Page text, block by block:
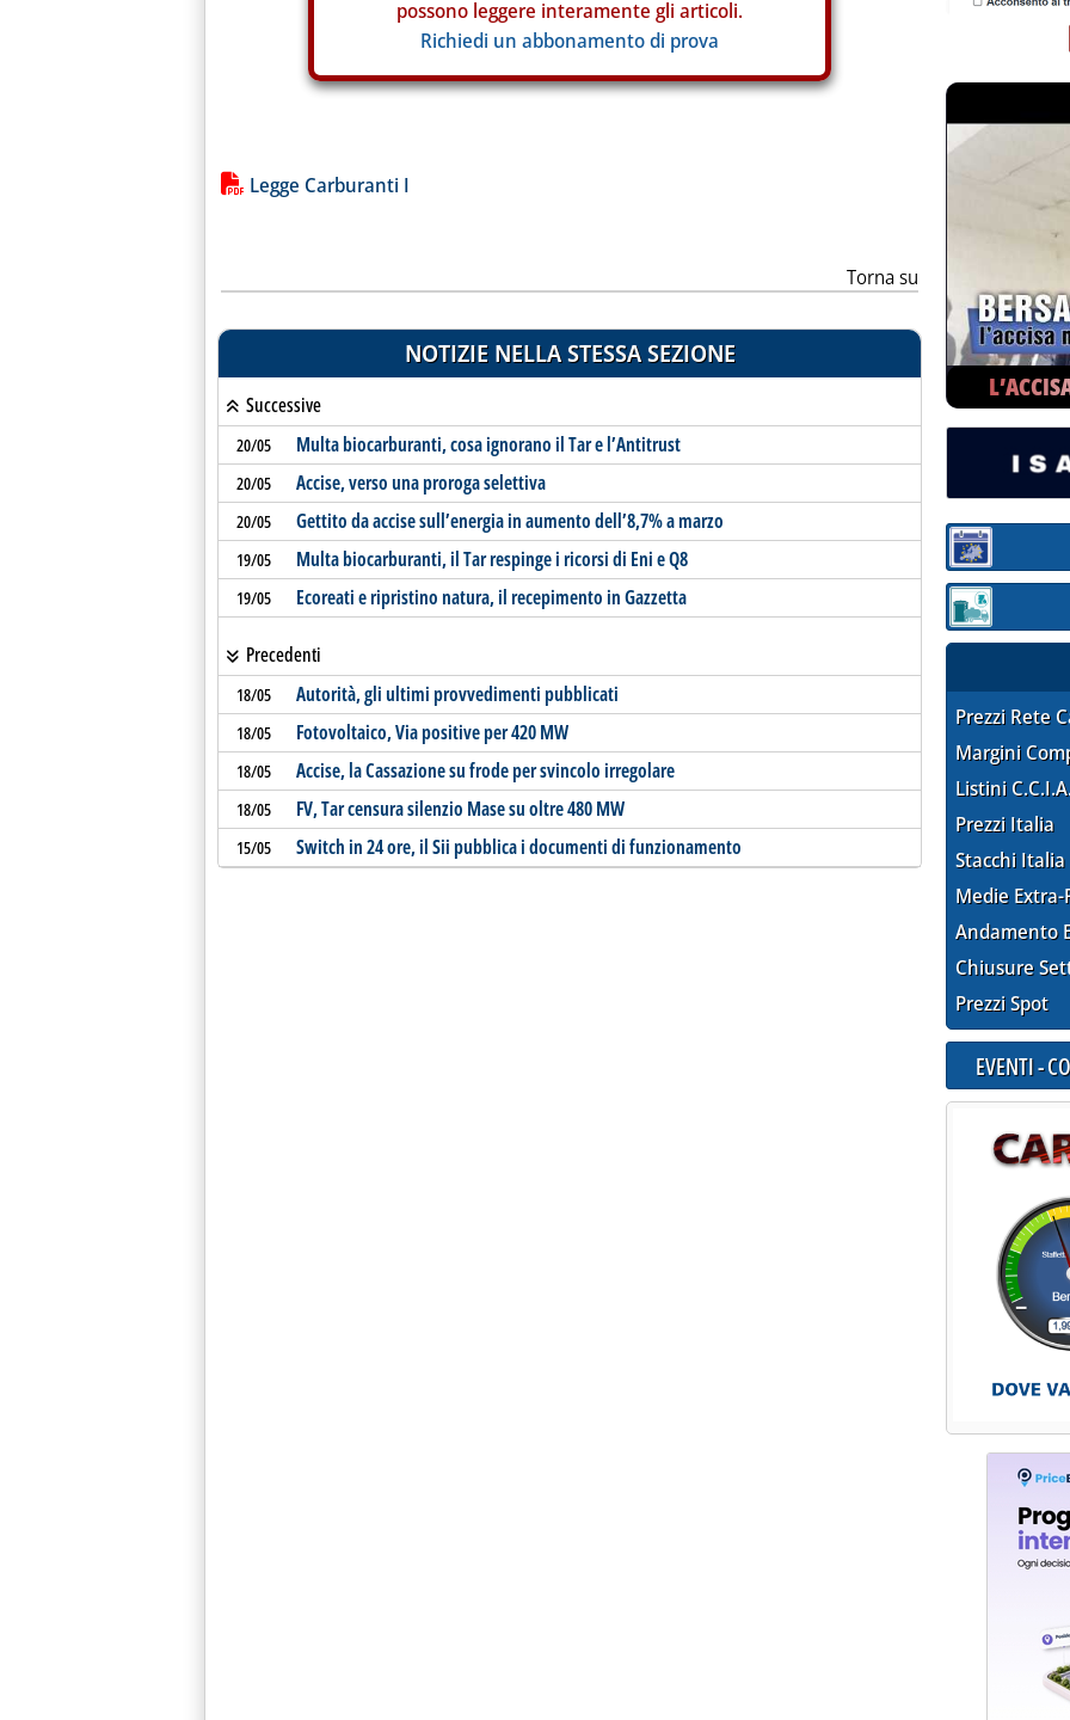
possono leggere interamente gli articoli.
Richiedi un abbonamento di prova
Lista allegati PDF alla notizia
Legge Carburanti I
Torna su
NOTIZIE NELLA STESSA SEZIONE
Successive
20/05 Multa biocarburanti, cosa ignorano il Tar e l’Antitrust
20/05 Accise, verso una proroga selettiva
20/05 Gettito da accise sull’energia in aumento dell’8,7% a marzo
19/05 Multa biocarburanti, il Tar respinge i ricorsi di Eni e Q8
19/05 Ecoreati e ripristino natura, il recepimento in Gazzetta
Precedenti
18/05 Autorità, gli ultimi provvedimenti pubblicati
18/05 Fotovoltaico, Via positive per 420 MW
18/05 Accise, la Cassazione su frode per svincolo irregolare
18/05 FV, Tar censura silenzio Mase su oltre 480 MW
15/05 Switch in 24 ore, il Sii pubblica i documenti di funzionamento
Sezione:
Sezione:
Prezzi Rete
Margini
Listini
Prezzi Italia
Stacchi Italia
Medie Extra-
Andamento
Chiusure
Prezzi Spot
EVENTI -